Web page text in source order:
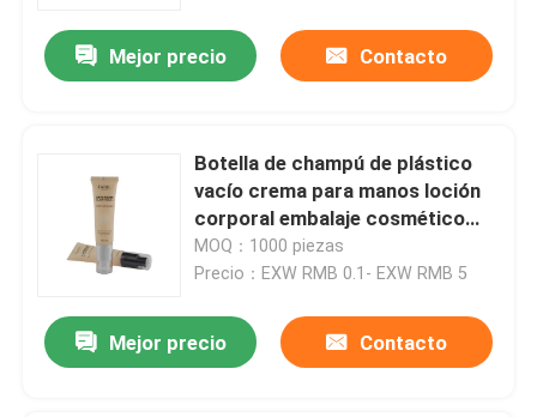
Mejor precio Contacto
Botella de champú de plástico
vacío crema para manos loción
corporal embalaje cosmético
blando tubo de compresión
MOQ：1000 piezas
Precio：EXW RMB 0.1- EXW RMB 5
Mejor precio Contacto